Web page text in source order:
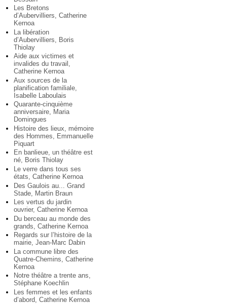
Les Bretons
d’Aubervilliers, Catherine
Kernoa
La libération
d’Aubervilliers, Boris
Thiolay
Aide aux victimes et
invalides du travail,
Catherine Kernoa
Aux sources de la
planification familiale,
Isabelle Laboulais
Quarante-cinquième
anniversaire, Maria
Domingues
Histoire des lieux, mémoire
des Hommes, Emmanuelle
Piquart
En banlieue, un théâtre est
né, Boris Thiolay
Le verre dans tous ses
états, Catherine Kernoa
Des Gaulois au... Grand
Stade, Martin Braun
Les vertus du jardin
ouvrier, Catherine Kernoa
Du berceau au monde des
grands, Catherine Kernoa
Regards sur l’histoire de la
mairie, Jean-Marc Dabin
La commune libre des
Quatre-Chemins, Catherine
Kernoa
Notre théâtre a trente ans,
Stéphane Koechlin
Les femmes et les enfants
d’abord, Catherine Kernoa